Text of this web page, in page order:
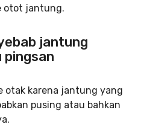
otot jantung.
jantung
pingsan
otak karena jantung yang
pusing atau bahkan